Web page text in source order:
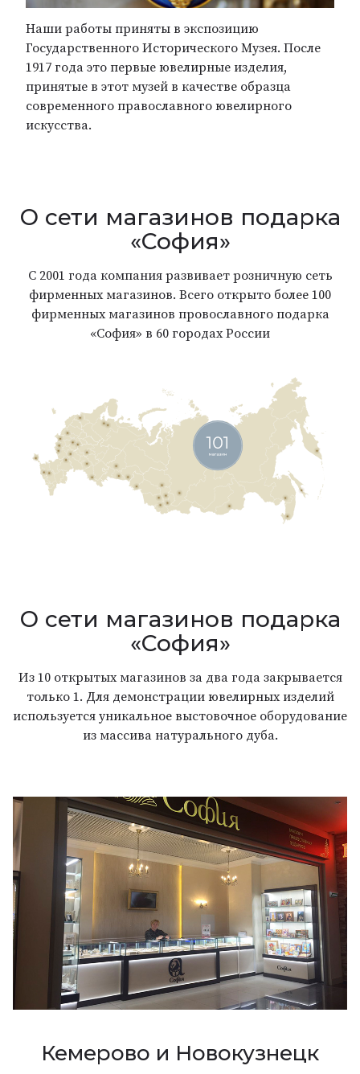
Наши работы приняты в экспозицию
Государственного Исторического Музея. После
1917 года это первые ювелирные изделия,
принятые в этот музей в качестве образца
современного православного ювелирного
искусства.
О сети магазинов подарка
«София»
С 2001 года компания развивает розничную сеть
фирменных магазинов. Всего открыто более 100
фирменных магазинов провославного подарка
«София» в 60 городах России
О сети магазинов подарка
«София»
Из 10 открытых магазинов за два года закрывается
только 1. Для демонстрации ювелирных изделий
используется уникальное выстовочное оборудование
из массива натурального дуба.
Кемерово и Новокузнецк